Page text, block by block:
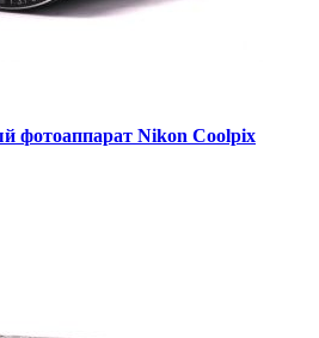
фотоаппарат Nikon Coolpix